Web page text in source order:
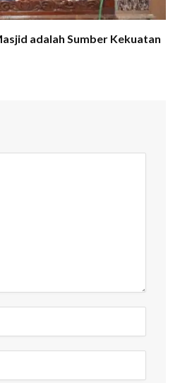
adalah Sumber Kekuatan